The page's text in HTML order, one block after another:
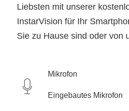
Liebsten mit unserer
InstarVision für Ihr
Sie zu Hause sind oder von
Mikrofon
Eingebautes Mikrofon